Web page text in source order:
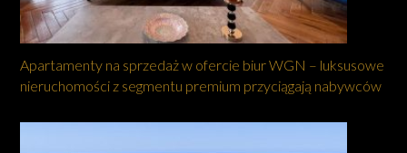
Apartamenty na sprzedaż w ofercie biur WGN – luksusowe
nieruchomości z segmentu premium przyciągają nabywców